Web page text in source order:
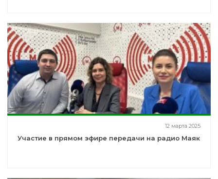
12 марта 2025
Участие в прямом эфире передачи на радио Маяк